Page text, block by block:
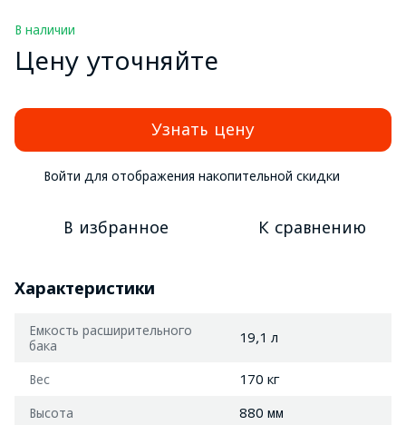
В наличии
Цену уточняйте
Узнать цену
Войти для отображения накопительной скидки
В избранное К сравнению
Характеристики
Емкость расширительного
бака
19,1 л
Вес 170 кг
Высота 880 мм